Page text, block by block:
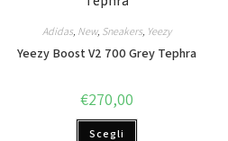
Adidas, New, Sneakers, Yeezy
Yeezy Boost V2 700 Grey Tephra
€270,00
Scegli